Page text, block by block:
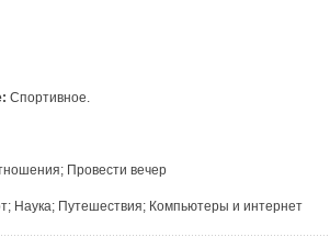
Спортивное.
Провести вечер
Наука; Путешествия; Компьютеры и интернет